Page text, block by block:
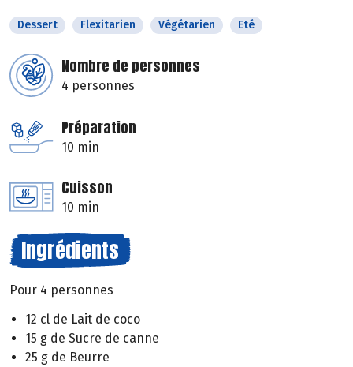
Dessert Flexitarien Végétarien Eté
Nombre de personnes
4 personnes
Préparation
10 min
Cuisson
10 min
Ingrédients
Pour 4 personnes
12 cl de Lait de coco
15 g de Sucre de canne
25 g de Beurre